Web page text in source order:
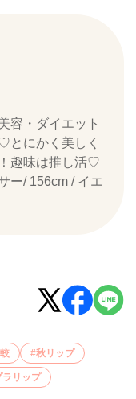
容・ダイエット
とにかく美しく
趣味は推し活♡
ー/ 156cm / イエ
秋リップ
ラリップ